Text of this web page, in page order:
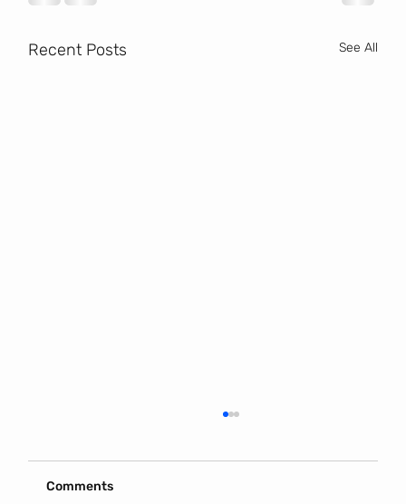
Recent Posts See All
Comments